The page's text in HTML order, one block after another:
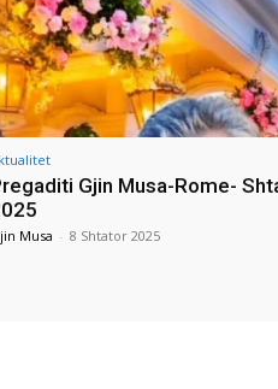
Gjin Musa-Rome-
Musa - 8 Shtator 2025